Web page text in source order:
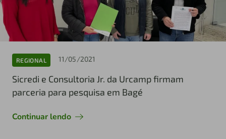
REGIONAL 11/05/2021
Sicredi e Consultoria Jr. da Urcamp firmam
parceria para pesquisa em Bagé
Continuar lendo